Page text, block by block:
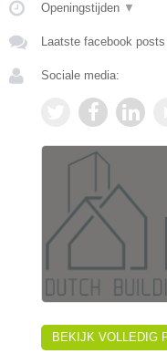
Openingstijden ▼
Laatste facebook posts
Sociale media:
BEKIJK VOLLEDIG